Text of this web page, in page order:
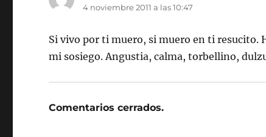
4 noviembre 2011 a las 10:47
Si vivo por ti muero, si muero en ti resucito.
mi sosiego. Angustia, calma, torbellino,
Comentarios cerrados.